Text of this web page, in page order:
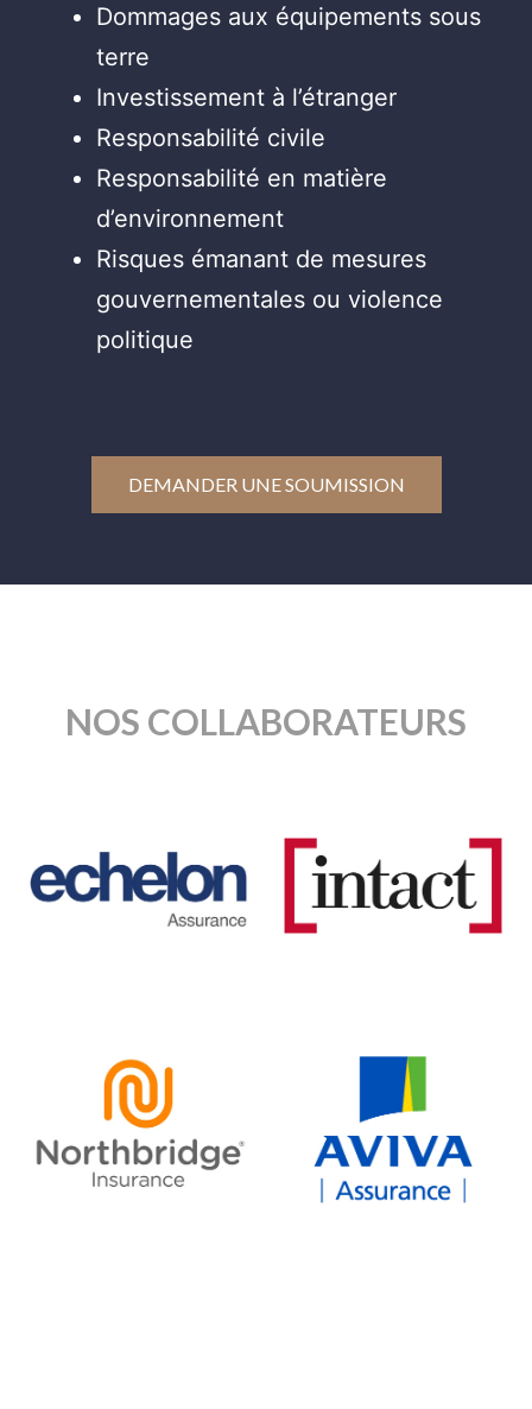
Dommages aux équipements sous
terre
Investissement à l’étranger
Responsabilité civile
Responsabilité en matière
d’environnement
Risques émanant de mesures
gouvernementales ou violence
politique
DEMANDER UNE SOUMISSION
NOS COLLABORATEURS